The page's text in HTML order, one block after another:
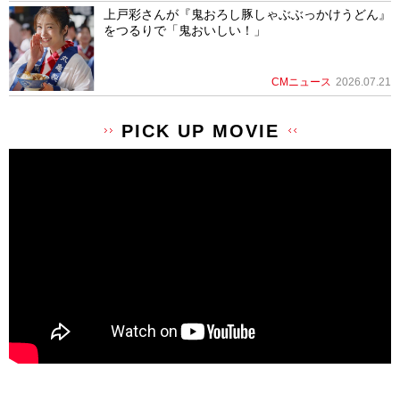
上戸彩さんが『鬼おろし豚しゃぶぶっかけうどん』
をつるりで「鬼おいしい！」
CMニュース 2026.07.21
PICK UP MOVIE